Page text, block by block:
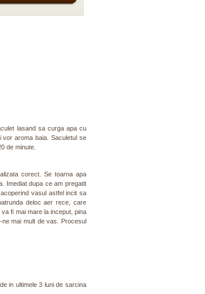
lasand sa curga apa cu
aroma baia. Saculetul se
de minute.
corect. Se toarna apa
Imediat dupa ce am pregatit
vasul astfel incit sa
deloc aer rece, care
fi mai mare la inceput, pina
ne mai mult de vas. Procesul
in ultimele 3 luni de sarcina